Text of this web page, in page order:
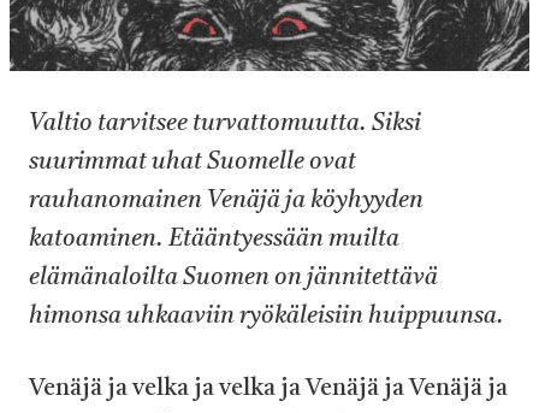
Valtio tarvitsee turvattomuutta. Siksi
suurimmat uhat Suomelle ovat
rauhanomainen Venäjä ja köyhyyden
katoaminen. Etääntyessään muilta
elämänaloilta Suomen on jännitettävä
himonsa uhkaaviin ryökäleisiin huippuunsa.
Venäjä ja velka ja velka ja Venäjä ja Venäjä ja